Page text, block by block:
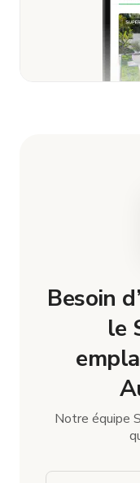
Besoin
le
Notre équipe